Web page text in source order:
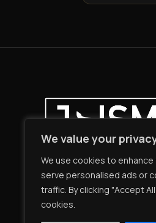
We value your
We use cookies to
serve personalised ads or
traffic. By clicking "Accept
cookies.
Premium μουσική, ήχος
φωτισμός για γάμους,
events και εταιρικές